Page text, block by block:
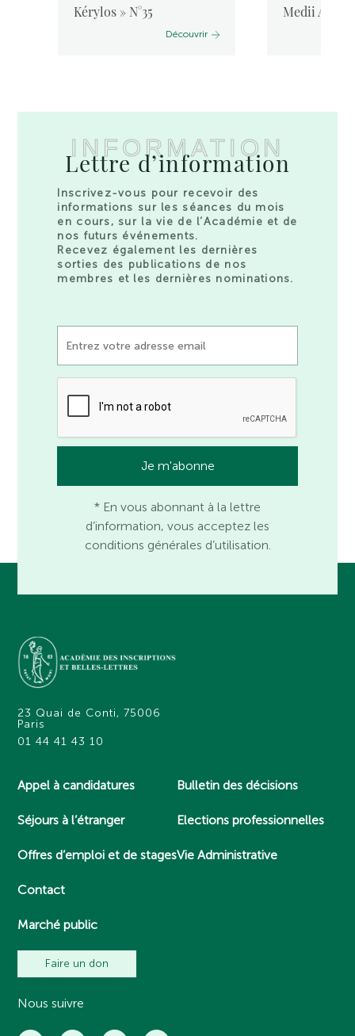
Kérylos » N°35
Découvrir
Medii Aevi,
INFORMATION
Lettre d’information
Inscrivez-vous pour recevoir des
informations sur les séances du mois
en cours, sur la vie de l’Académie et de
nos futurs événements.
Recevez également les dernières
sorties des publications de nos
membres et les dernières nominations.
* En vous abonnant à la lettre
d’information, vous acceptez les
conditions générales d’utilisation.
23 Quai de Conti, 75006
Paris
01 44 41 43 10
Appel à candidatures
Séjours à l’étranger
Offres d’emploi et de stages
Contact
Marché public
Bulletin des décisions
Elections professionnelles
Vie Administrative
Faire un don
Nous suivre